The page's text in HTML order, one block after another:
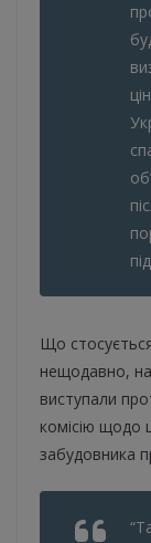
Що
нещодавно, на
виступали
комісію щодо
забудовника